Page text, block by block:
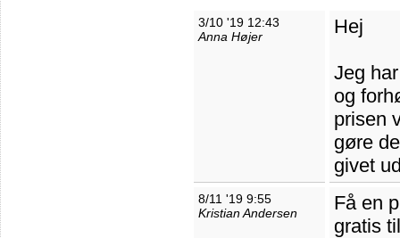
3/10 '19 12:43
Anna Højer
Hej
Jeg
og
prisen
gøre
givet
8/11 '19 9:55
Kristian Andersen
Få en
gratis